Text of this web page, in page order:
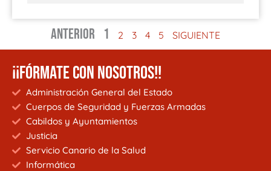
ANTERIOR 1 2 3 4 5 SIGUIENTE
¡¡FÓRMATE CON NOSOTROS!!
Administración General del Estado
Cuerpos de Seguridad y Fuerzas Armadas
Cabildos y Ayuntamientos
Justicia
Servicio Canario de la Salud
Informática